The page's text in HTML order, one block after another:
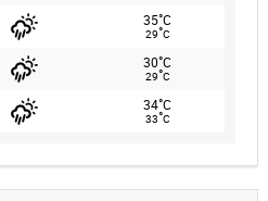
35°C
29°C
30°C
29°C
34°C
33°C